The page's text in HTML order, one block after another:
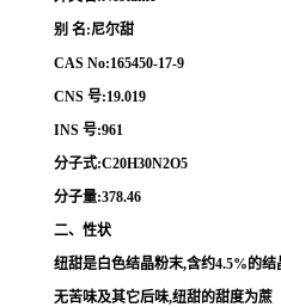
别 名:尼尔甜
CAS No:165450-17-9
CNS 号:19.019
INS 号:961
分子式:C20H30N2O5
分子量:378.46
二、性状
纽甜是白色结晶粉末,含约4.5%的
无苦味及其它后味,纽甜的甜度为蔗